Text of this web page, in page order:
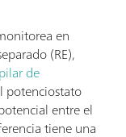
en
(RE),
de
potenciostato
entre el
tiene una